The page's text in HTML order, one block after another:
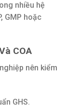
nhiều hệ
GMP hoặc
COA
nên kiểm
GHS.